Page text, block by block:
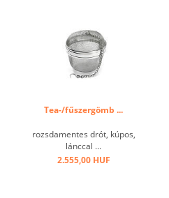
Tea-/fűszergömb ...
rozsdamentes drót, kúpos,
lánccal ...
2.555,00 HUF